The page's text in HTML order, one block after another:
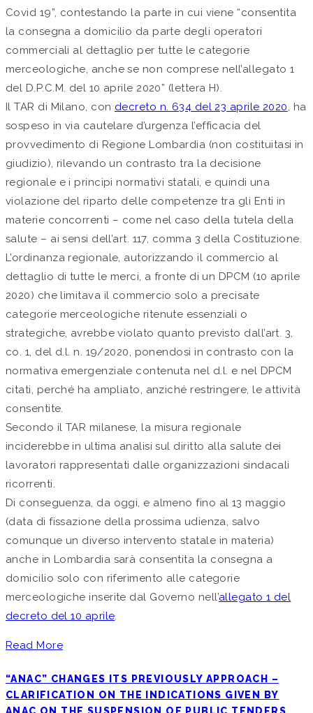
Covid 19”, contestando la parte in cui viene “consentita
la consegna a domicilio da parte degli operatori
commerciali al dettaglio per tutte le categorie
merceologiche, anche se non comprese nell’allegato 1
del D.P.C.M. del 10 aprile 2020” (lettera H).
Il TAR di Milano, con decreto n. 634 del 23 aprile 2020, ha
sospeso in via cautelare d’urgenza l’efficacia del
provvedimento di Regione Lombardia (non costituitasi in
giudizio), rilevando un contrasto tra la decisione
regionale e i principi normativi statali, e quindi una
violazione del riparto delle competenze tra gli Enti in
materie concorrenti – come nel caso della tutela della
salute – ai sensi dell’art. 117, comma 3 della Costituzione.
L’ordinanza regionale, autorizzando il commercio al
dettaglio di tutte le merci, a fronte di un DPCM (10 aprile
2020) che limitava il commercio solo a precisate
categorie merceologiche ritenute essenziali o
strategiche, avrebbe violato quanto previsto dall’art. 3,
co. 1, del d.l. n. 19/2020, ponendosi in contrasto con la
normativa emergenziale contenuta nel d.l. e nel DPCM
citati, perché ha ampliato, anziché restringere, le attività
consentite.
Secondo il TAR milanese, la misura regionale
inciderebbe in ultima analisi sul diritto alla salute dei
lavoratori rappresentati dalle organizzazioni sindacali
ricorrenti.
Di conseguenza, da oggi, e almeno fino al 13 maggio
(data di fissazione della prossima udienza, salvo
comunque un diverso intervento statale in materia)
anche in Lombardia sarà consentita la consegna a
domicilio solo con riferimento alle categorie
merceologiche inserite dal Governo nell’allegato 1 del
decreto del 10 aprile.
Read More
“ANAC” CHANGES ITS PREVIOUSLY APPROACH –
CLARIFICATION ON THE INDICATIONS GIVEN BY